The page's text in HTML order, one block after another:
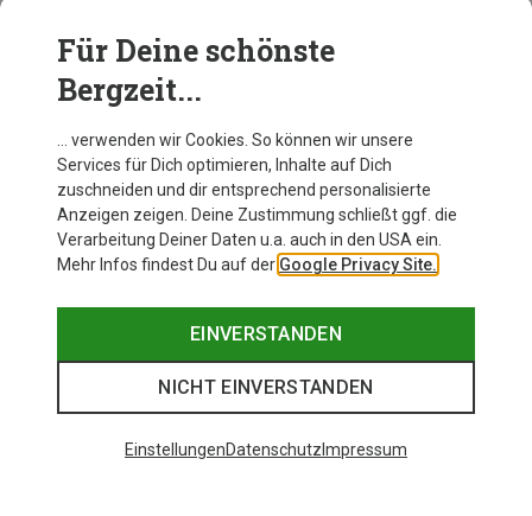
AUSRÜSTUNG
Für Deine schönste
Bergzeit...
… verwenden wir Cookies. So können wir unsere
Services für Dich optimieren, Inhalte auf Dich
zuschneiden und dir entsprechend personalisierte
Anzeigen zeigen. Deine Zustimmung schließt ggf. die
Verarbeitung Deiner Daten u.a. auch in den USA ein.
Mehr Infos findest Du auf der Google Privacy Site.
EINVERSTANDEN
NICHT EINVERSTANDEN
EinstellungenDatenschutz Impressum